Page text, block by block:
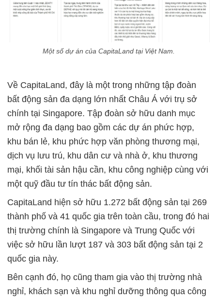
Một số dự án của CapitaLand tại Việt Nam.
Về CapitaLand, đây là một trong những tập đoàn
bất động sản đa dạng lớn nhất Châu Á với trụ sở
chính tại Singapore. Tập đoàn sở hữu danh mục
mở rộng đa dạng bao gồm các dự án phức hợp,
khu bán lẻ, khu phức hợp văn phòng thương mại,
dịch vụ lưu trú, khu dân cư và nhà ở, khu thương
mại, khối tài sản hậu cần, khu công nghiệp cùng với
một quỹ đầu tư tín thác bất động sản.
CapitaLand hiện sở hữu 1.272 bất động sản tại 269
thành phố và 41 quốc gia trên toàn cầu, trong đó hai
thị trường chính là Singapore và Trung Quốc với
việc sở hữu lần lượt 187 và 303 bất động sản tại 2
quốc gia này.
Bên cạnh đó, họ cũng tham gia vào thị trường nhà
nghỉ, khách sạn và khu nghỉ dưỡng thông qua công